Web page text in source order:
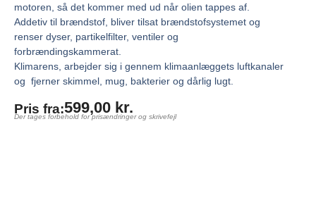
motoren, så det kommer med ud når olien tappes af.
Addetiv til brændstof, bliver tilsat brændstofsystemet og
renser dyser, partikelfilter, ventiler og
forbrændingskammerat.
Klimarens, arbejder sig i gennem klimaanlæggets luftkanaler
og fjerner skimmel, mug, bakterier og dårlig lugt.
Pris fra:599,00 kr.
Der tages forbehold for prisændringer og skrivefejl